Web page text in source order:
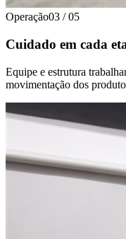
Operação03 / 05
Cuidado em cada
Equipe e estrutura
movimentação dos